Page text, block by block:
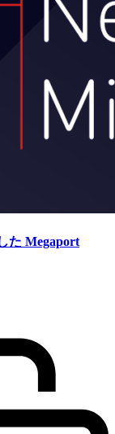
た Megaport